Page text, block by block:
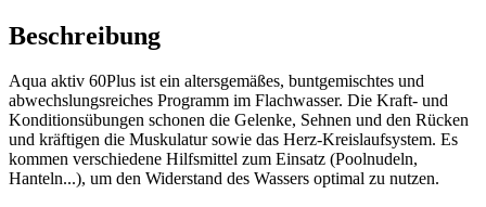
Beschreibung
Aqua aktiv 60Plus ist ein altersgemäßes, buntgemischtes und
abwechslungsreiches Programm im Flachwasser. Die Kraft- und
Konditionsübungen schonen die Gelenke, Sehnen und den Rücken
und kräftigen die Muskulatur sowie das Herz-Kreislaufsystem. Es
kommen verschiedene Hilfsmittel zum Einsatz (Poolnudeln,
Hanteln...), um den Widerstand des Wassers optimal zu nutzen.